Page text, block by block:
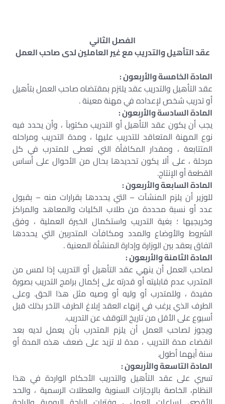
الفصل الثاني
عقد التأهيل والتدريب مع غير العاملين لدى صاحب العمل
المادة الخامسة والأربعون :
عقد التأهيل والتدريب عقد يلتزم بمقتضاه صاحب العمل بتأهيل
أو تدريب شخص لإعداده في مهنة معينة .
المادة السادسة والأربعون :
يجب أن يكون عقد التأهيل أو التدريب مكتوباً ، وأن يحدد فيه
نوع المهنة المتعاقد للتدريب عليها ، ومدة التدريب ومراحله
المتتابعة ، ومقدار المكافأة التي تعطى للمتدرب في كل
مرحلة ، على ألا يكون تحديدها بحال من الأحوال على أساس
القطعة أو الإنتاج.
المادة السابعة والأربعون :
للوزير أن يلزم المنشآت – التي يحددها بقرارات منه – بقبول
عدد أو نسبة محددة من طلاب الكليات والمعاهد والمراكز
وخريجيها ؛ بغية التدريب واستكمال الخبرة العملية ، وفق
الشروط والأوضاع والمدد ومكافآت المتدربين التي يحددها
اتفاق يعقد بين الوزارة وإدارة المنشأة المعنية .
المادة الثامنة والأربعون :
لصاحب العمل أن ينهي عقد التأهيل أو التدريب إذا لمس من
المتدرب عدم قابليته أو قدرته على إكمال برامج التدريب بصورة
مفيدة ، وللمتدرب أو وليه أو وصيه مثل هذا الحق. وعلى
الطرف الذي يرغب في إنهاء العقد إبلاغ الطرف الآخر بذلك قبل
أسبوع على الأقل من تاريخ التوقف عن التدريب.
ويجوز لصاحب العمل أن يلزم المتدرب بأن يعمل لديه بعد
انقضاء مدة التدريب ، مدة لا تزيد على ضعف هذه المدة أو
سنة أيهما أطول.
المادة التاسعة والأربعون :
تسري على عقد التأهيل والتدريب الأحكام الواردة في هذا
النظام، الخاصة بالإجازات السنوية والعطلات الرسمية ، والحد